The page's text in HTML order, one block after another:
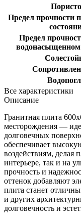
Предел прочности
Предел
Все характеристики
Описание
Гранитная плита
месторождения —
долговечных
обеспечивает
воздействиям, делая
интерьере, так и на
прочность и
оттенок добавляют
плита станет
и других
долговечность и